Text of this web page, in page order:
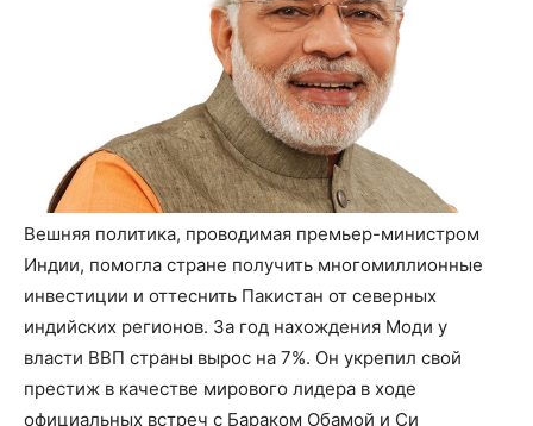
Вешняя политика, проводимая премьер-министром
Индии, помогла стране получить многомиллионные
инвестиции и оттеснить Пакистан от северных
индийских регионов. За год нахождения Моди у
власти ВВП страны вырос на 7%. Он укрепил свой
престиж в качестве мирового лидера в ходе
официальных встреч с Бараком Обамой и Си